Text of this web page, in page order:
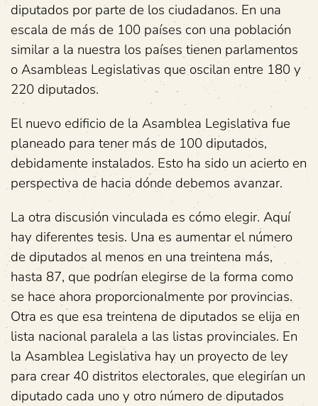
diputados por parte de los ciudadanos. En una
escala de más de 100 países con una población
similar a la nuestra los países tienen parlamentos
o Asambleas Legislativas que oscilan entre 180 y
220 diputados.
El nuevo edificio de la Asamblea Legislativa fue
planeado para tener más de 100 diputados,
debidamente instalados. Esto ha sido un acierto en
perspectiva de hacia dónde debemos avanzar.
La otra discusión vinculada es cómo elegir. Aquí
hay diferentes tesis. Una es aumentar el número
de diputados al menos en una treintena más,
hasta 87, que podrían elegirse de la forma como
se hace ahora proporcionalmente por provincias.
Otra es que esa treintena de diputados se elija en
lista nacional paralela a las listas provinciales. En
la Asamblea Legislativa hay un proyecto de ley
para crear 40 distritos electorales, que elegirían un
diputado cada uno y otro número de diputados